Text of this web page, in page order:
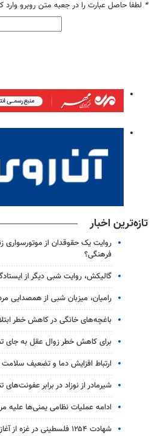
* لطفا حاصل عبارت را در جعبه متن روبرو وارد
تازه‌ترین اخبار
روایت یک حقوقدان از موتورسواری
فرهنگی؟
گالیکش، روایت شبی دیگر از
رامیان، میزبان شبی از همصدایی
باغچه‌های خانگی در کاهش خطر
برای کاهش خطر زوال عقل به جای
ارتباط افزایش دما و تضعیف سلامت
شیرمادر از نوزاد در برابر
ادامه عملیات نظامی یمنی‌ها علیه
شهادت ۱۲۵۴ فلسطینی در غزه از آغاز آتش‌بس تاکنون